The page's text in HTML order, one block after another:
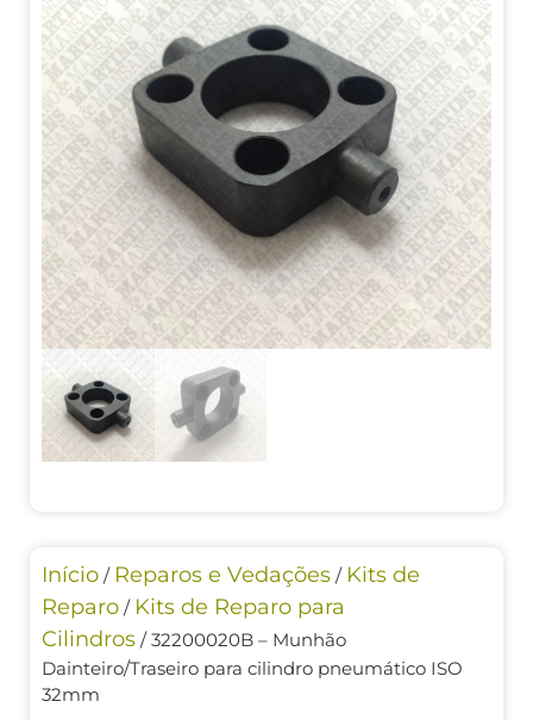
Início / Reparos e Vedações / Kits de
Reparo / Kits de Reparo para
Cilindros / 32200020B – Munhão
Dainteiro/Traseiro para cilindro pneumático ISO
32mm